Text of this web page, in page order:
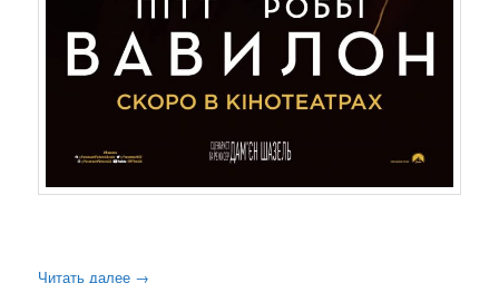
Читать далее →